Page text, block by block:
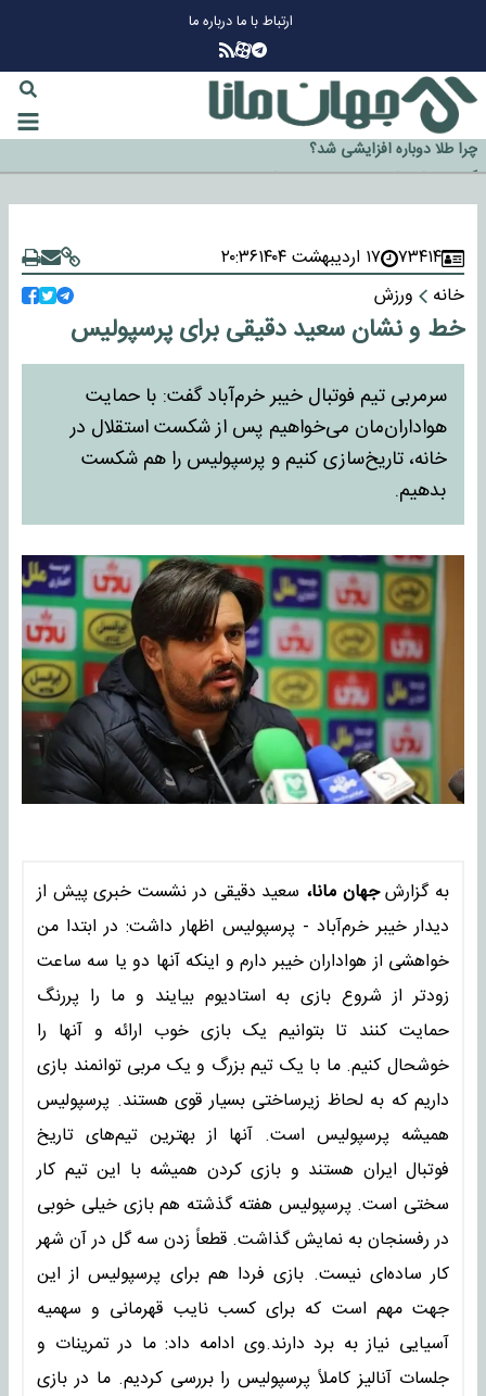
ارتباط با مادرباره ما
چرا طلا دوباره افزایشی شد؟
اخراج رسمی چهره نامدار از پرسپولیس
سازمان اطلاعات سپاه: پروژه دولت ترامپ برای مهار چین، روسیه و اروپا شکست
خورد
۷۳۴۱۴ ۱۷ اردیبهشت ۱۴۰۴
۲۰:۳۶
خانه
ورزش
خط و نشان سعید دقیقی برای پرسپولیس
سرمربی تیم فوتبال خیبر خرم‌آباد گفت: با حمایت
هواداران‌مان می‌خواهیم پس از شکست استقلال در
خانه، تاریخ‌سازی کنیم و پرسپولیس را هم شکست
بدهیم.
به گزارشجهان مانا، سعید دقیقی در نشست خبری پیش از
دیدار خیبر خرم‌آباد - پرسپولیس اظهار داشت: در ابتدا من
خواهشی از هواداران خیبر دارم و اینکه آنها دو یا سه ساعت
زودتر از شروع بازی به استادیوم بیایند و ما را پررنگ
حمایت کنند تا بتوانیم یک بازی خوب ارائه و آنها را
خوشحال کنیم. ما با یک تیم بزرگ و یک مربی توانمند بازی
داریم که به لحاظ زیرساختی بسیار قوی هستند. پرسپولیس
همیشه پرسپولیس است. آنها از بهترین تیم‌های تاریخ
فوتبال ایران هستند و بازی کردن همیشه با این تیم کار
سختی است. پرسپولیس هفته گذشته هم بازی خیلی خوبی
در رفسنجان به نمایش گذاشت. قطعاً زدن سه گل در آن شهر
کار ساده‌ای نیست. بازی فردا هم برای پرسپولیس از این
جهت مهم است که برای کسب نایب قهرمانی و سهمیه
آسیایی نیاز به برد دارند.وی ادامه داد: ما در تمرینات و
جلسات آنالیز کاملاً پرسپولیس را بررسی کردیم. ما در بازی